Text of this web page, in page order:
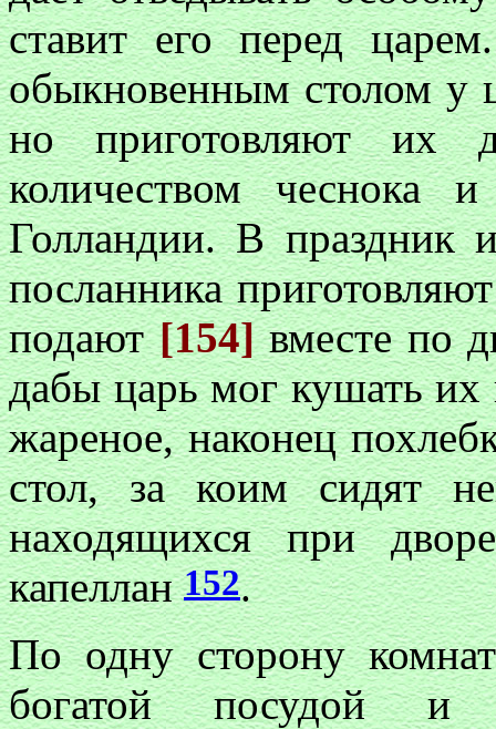
ставит его перед
обыкновенным столом у
но приготовляют их
количеством чеснока
Голландии. В праздник
посланника
подают [154]вместе по
дабы царь мог кушать их
жареное, наконец
стол, за коим сидят
находящихся при
капеллан 152.
По одну сторону
богатой посудой